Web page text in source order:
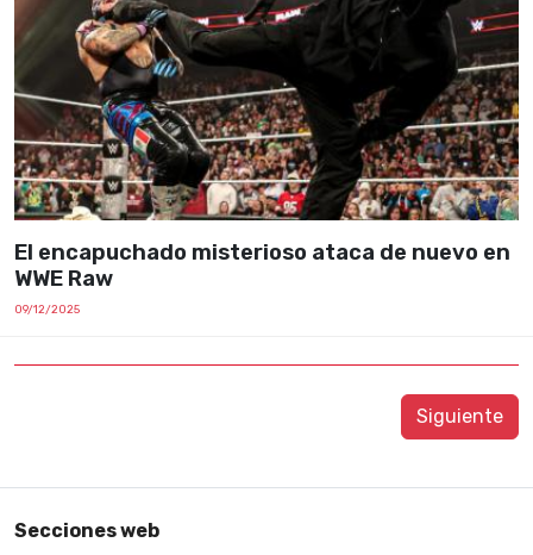
El encapuchado misterioso ataca de nuevo en
WWE Raw
09/12/2025
Siguiente
Secciones web